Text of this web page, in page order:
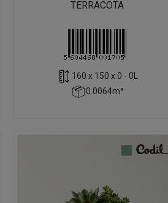
TERRACOTA
160 x 150 x 0 - 0L
0.0064m³